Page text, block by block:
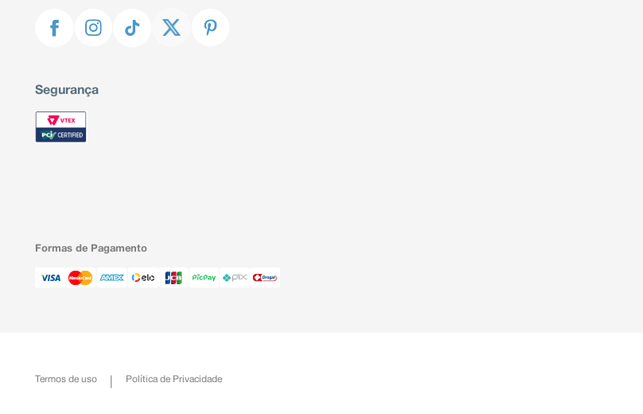
Segurança
Formas de Pagamento
Termos de uso Política de Privacidade